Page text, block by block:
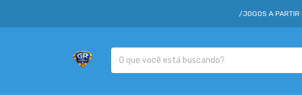
/JOGOS A PARTIR DE R$29,90/